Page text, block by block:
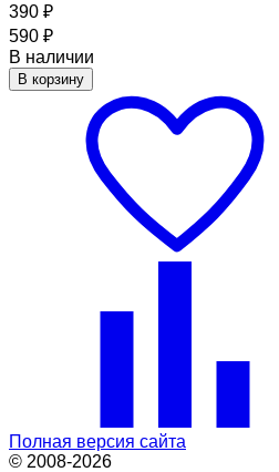
390 ₽
590 ₽
В наличии
В корзину
Полная версия сайта
© 2008-2026